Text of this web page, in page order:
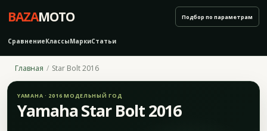
BAZAMOTO
СравнениеКлассыМаркиСтатьи
Подбор по параметрам
Главная Star Bolt 2016
YAMAHA · 2016 МОДЕЛЬНЫЙ ГОД
Yamaha Star Bolt 2016